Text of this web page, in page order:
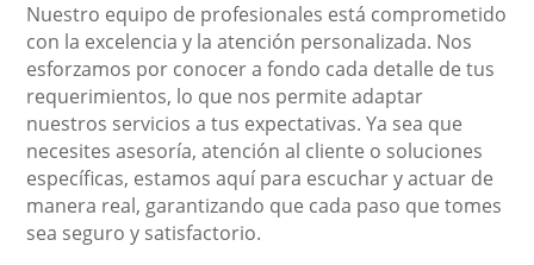
Nuestro equipo de profesionales está comprometido
con la excelencia y la atención personalizada. Nos
esforzamos por conocer a fondo cada detalle de tus
requerimientos, lo que nos permite adaptar
nuestros servicios a tus expectativas. Ya sea que
necesites asesoría, atención al cliente o soluciones
específicas, estamos aquí para escuchar y actuar de
manera real, garantizando que cada paso que tomes
sea seguro y satisfactorio.